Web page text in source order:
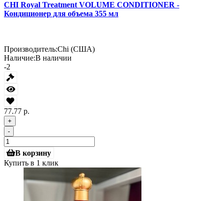
CHI Royal Treatment VOLUME CONDITIONER -
Кондиционер для объема 355 мл
Производитель:Chi (США)
Наличие:В наличии
-2
77.77 р.
+
-
В корзину
Купить в 1 клик